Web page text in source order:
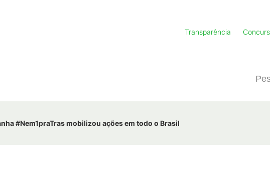
Transparência
#Nem1praTras mobilizou ações em todo o Brasil